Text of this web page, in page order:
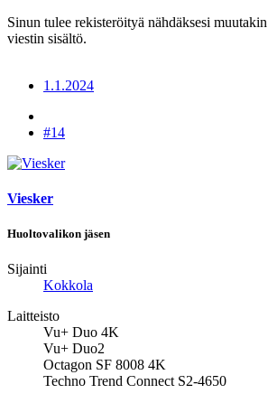
Sinun tulee rekisteröityä nähdäksesi
viestin sisältö.
1.1.2024
#14
Viesker
Huoltovalikon jäsen
Sijainti
Kokkola
Laitteisto
Vu+ Duo 4K
Vu+ Duo2
Octagon SF 8008 4K
Techno Trend Connect S2-4650